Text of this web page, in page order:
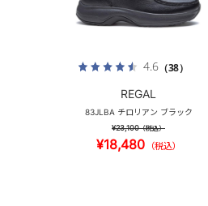
4.6（38）
REGAL
83JLBA チロリアン ブラック
¥23,100（税込）
¥18,480 （税込）